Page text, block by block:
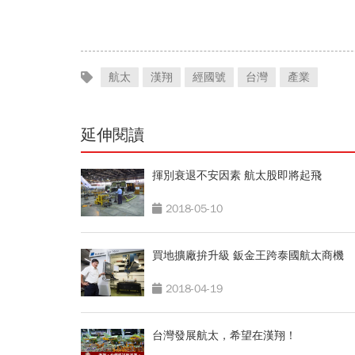
航太 漢翔 經國號 台灣 產業
延伸閱讀
揮別衰退不安因素 航太股即將起飛
2018-05-10
買地擴廠拚升級 鈑金王跨泰國航太商機
2018-04-19
台灣發展航太，希望在漢翔！